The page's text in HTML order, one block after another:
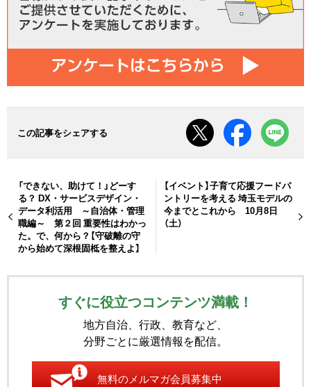
この記事をシェアする
「できない、助けて！」どーす
る？ DX・サービスデザイン・
データ利活用 ～自治体・管理
職編～ 第２回 重要性はわかっ
た。で、何から？【守破離の守
から始めて深根固柢を整えよ】
【イベント】子育て応援フードパ
ントリーを考える 埼玉モデルの
今までとこれから 10月8日
（土）
すぐに役立つコンテンツ満載！
地方自治、行政、教育など、
分野ごとに厳選情報を配信。
無料のメルマガ会員募集中